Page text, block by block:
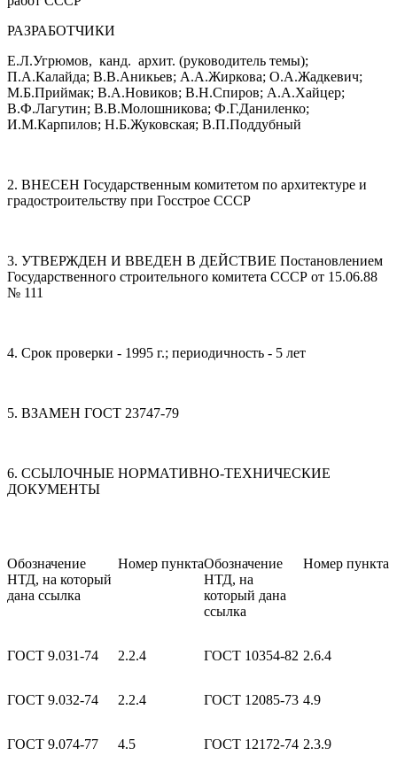
РАЗРАБОТЧИКИ
Е.Л.Угрюмов, канд. архит. (руководитель темы);
П.А.Калайда; В.В.Аникьев; А.А.Жиркова; О.А.Жадкевич;
М.Б.Приймак; В.А.Новиков; В.Н.Спиров; А.А.Хайцер;
В.Ф.Лагутин; В.В.Молошникова; Ф.Г.Даниленко;
И.М.Карпилов; Н.Б.Жуковская; В.П.Поддубный
2. ВНЕСЕН Государственным комитетом по архитектуре и
градостроительству при Госстрое СССР
3. УТВЕРЖДЕН И ВВЕДЕН В ДЕЙСТВИЕ Постановлением
Государственного строительного комитета СССР от 15.06.88
№ 111
4. Срок проверки - 1995 г.; периодичность - 5 лет
5. ВЗАМЕН ГОСТ 23747-79
6. ССЫЛОЧНЫЕ НОРМАТИВНО-ТЕХНИЧЕСКИЕ
ДОКУМЕНТЫ
Обозначение
НТД, на который
дана ссылка
Номер пунктаОбозначение
НТД, на
который дана
ссылка
Номер пункта
ГОСТ 9.031-74 2.2.4 ГОСТ 10354-82 2.6.4
ГОСТ 9.032-74 2.2.4 ГОСТ 12085-73 4.9
ГОСТ 9.074-77 4.5 ГОСТ 12172-74 2.3.9